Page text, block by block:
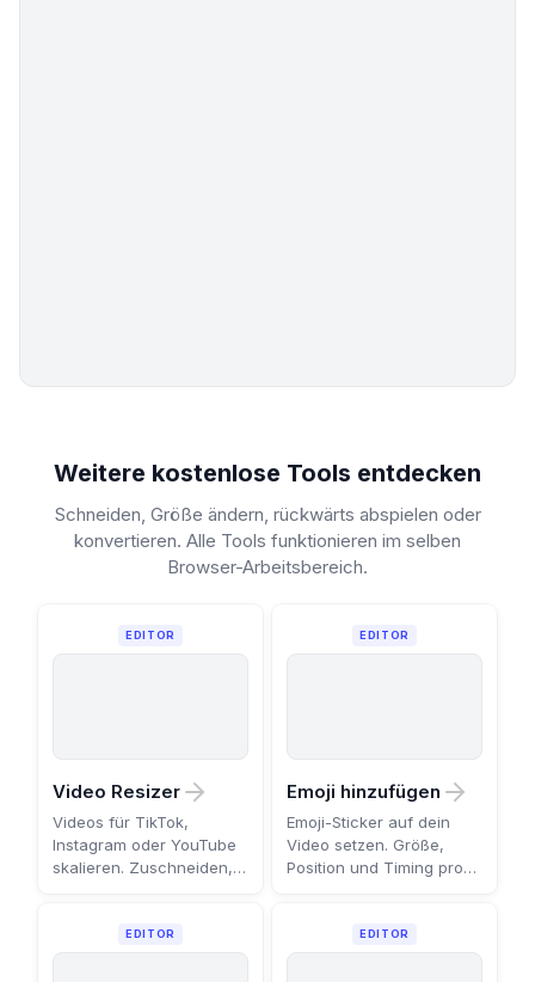
Weitere kostenlose Tools entdecken
Schneiden, Größe ändern, rückwärts abspielen oder
konvertieren. Alle Tools funktionieren im selben
Browser-Arbeitsbereich.
EDITOR
Video Resizer
Videos für TikTok,
Instagram oder YouTube
skalieren. Zuschneiden,
EDITOR
Emoji hinzufügen
Emoji-Sticker auf dein
Video setzen. Größe,
Position und Timing pro
EDITOR EDITOR